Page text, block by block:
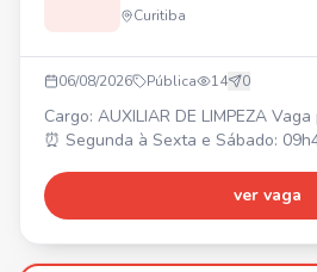
Curitiba
06/08/2026 Pública 14 0
Cargo: AUXILIAR DE LIMPEZA Vaga para INÍCIO IMEDIATO!
⏰ Segunda à Sexta e Sábado:
1.900,00. 🎁 BENEFÍCIOS:
local) e Vale Transporte (para quem
ver vaga